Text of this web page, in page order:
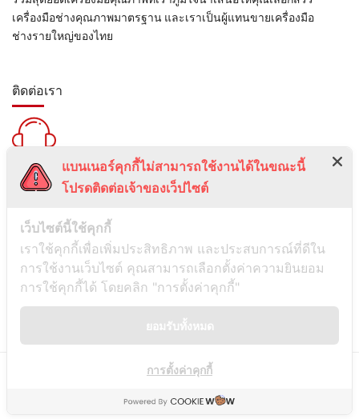
เครื่องมือช่างคุณภาพมาตรฐาน และเราเป็นผู้แทนขายเครื่องมือ
ช่างรายใหญ่ของไทย
ติดต่อเรา
สายด่วน :
099-5095739
เลขที่ 1 ซอยลาดพร้าว 24 แขวงจอมพล เขตจตุจักร กรุงเทพมหานคร
10900
ช่องทางการติดต่อ
Siamwassadu- All Rights Reserved - Powered by
THAITUMSTUDIO.
แบนเนอร์คุกกี้ไม่สามารถใช้งานได้ในขณะนี้
โปรดติดต่อเจ้าของเว็ปไซต์
เว็บไซต์นี้ใช้คุกกี้
เราใช้คุกกี้เพื่อเพิ่มประสิทธิภาพ และประสบการณ์ที่ดีใน
การใช้งานเว็บไซต์ คุณสามารถเลือกตั้งค่าความยินยอม
การใช้คุกกี้ได้ โดยคลิก "การตั้งค่าคุกกี้"
ยอมรับทั้งหมด
การตั้งค่าคุกกี้